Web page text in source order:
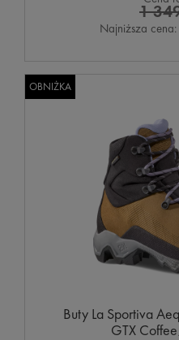
1
Najniższa cena:
Buty La Sportiva
GTX
OBNIŻKA